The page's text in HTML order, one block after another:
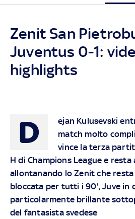
Zenit San
Juventus 0-1:
highlights
D
ejan Kulusevski
match molto
vince la terza
H di Champions League e resta
allontanando lo Zenit che
bloccata per tutti i 90', Juve in
particolarmente brillante
del fantasista svedese